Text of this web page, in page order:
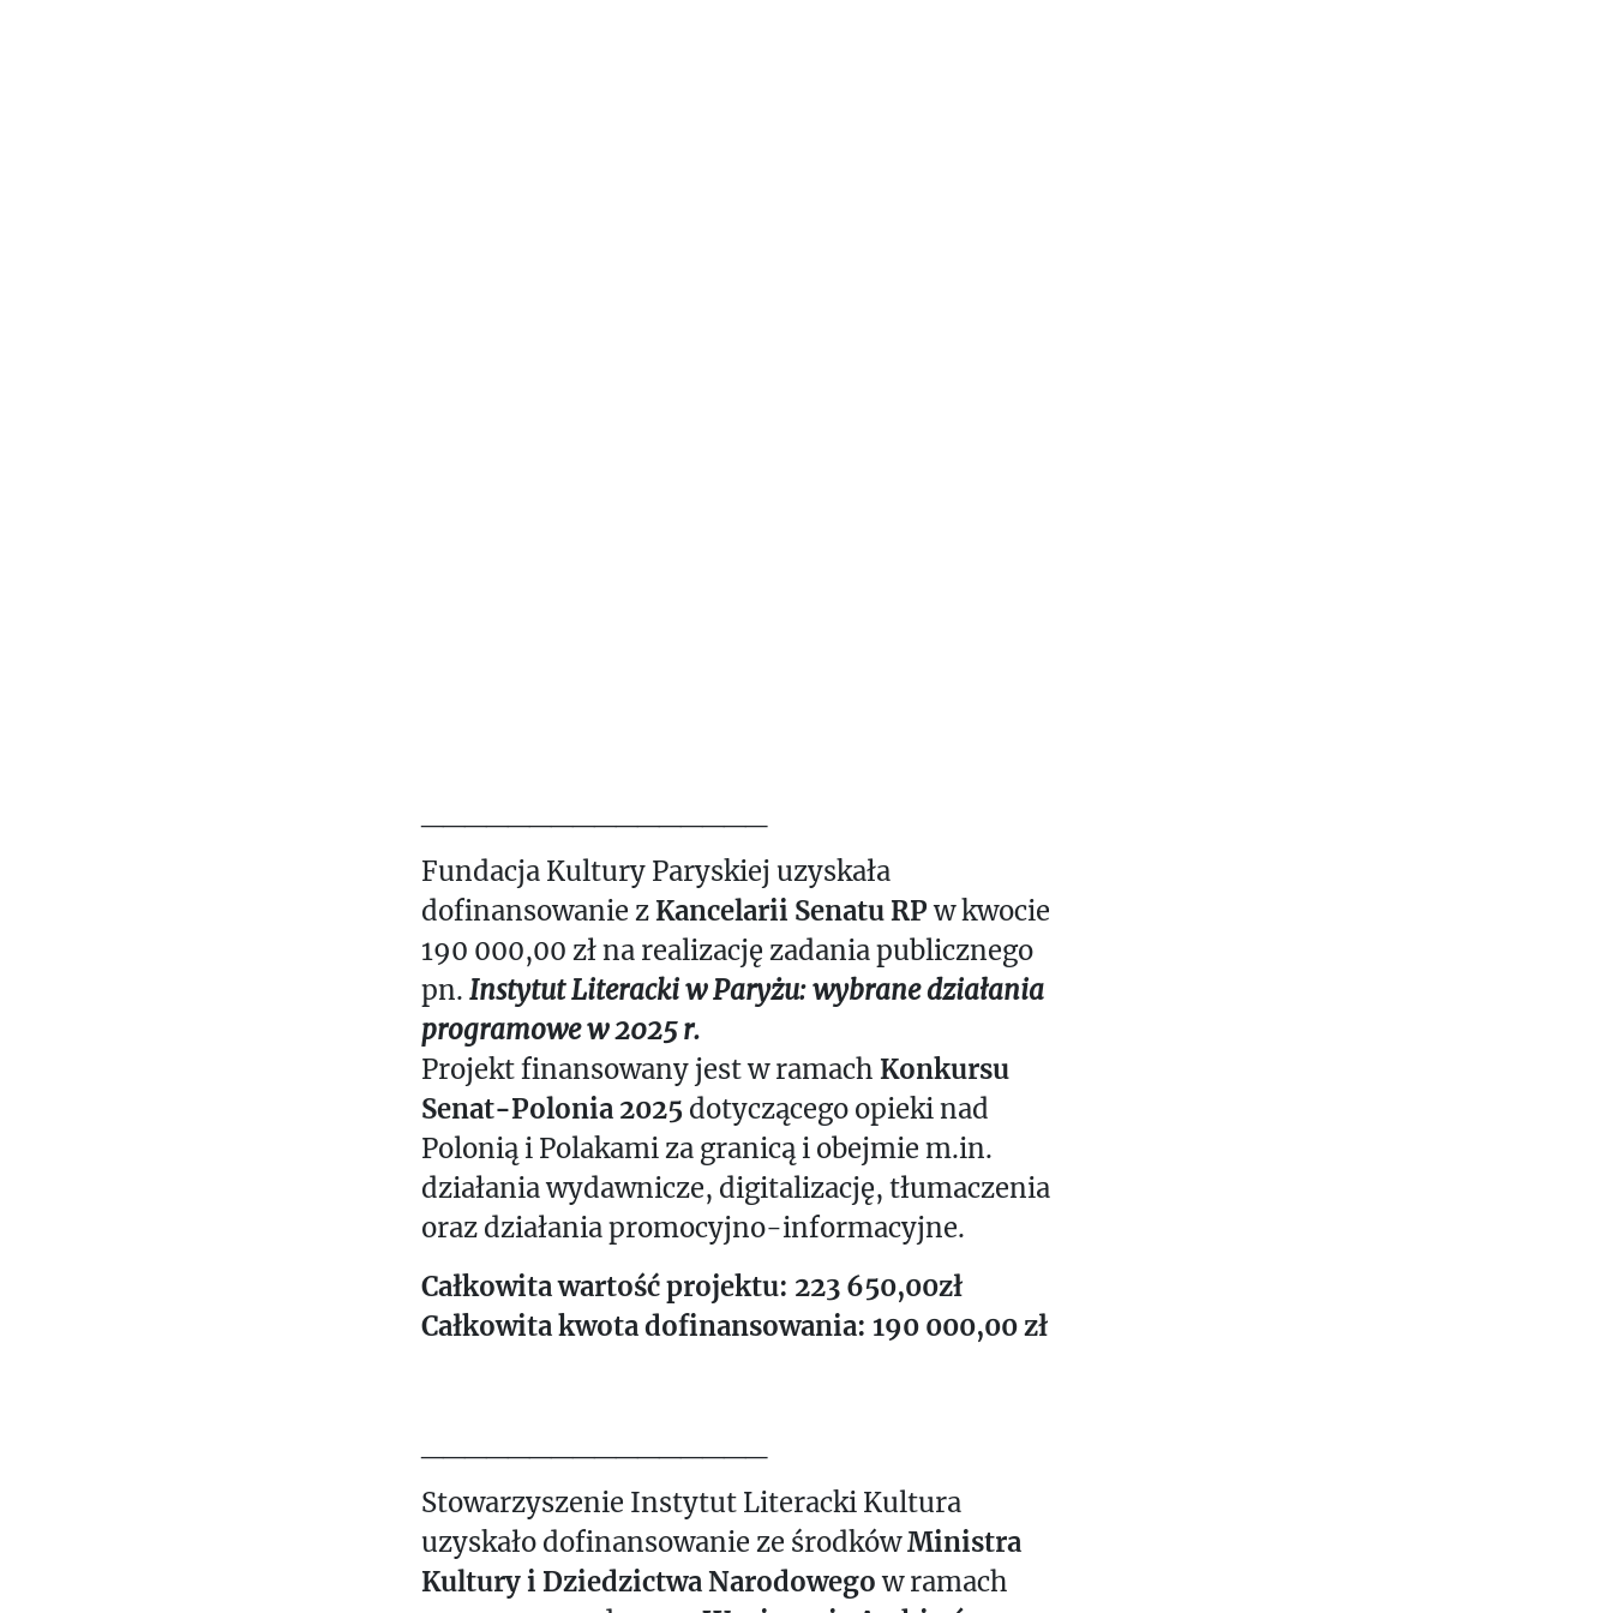
Fundacja Kultury Paryskiej uzyskała
dofinansowanie zKancelarii Senatu RPw kwocie
190 000,00 zł na realizację zadania publicznego
pn. Instytut Literacki w Paryżu: wybrane działania
programowe w 2025 r.
Projekt finansowany jest w ramach Konkursu
Senat-Polonia 2025 dotyczącego opieki nad
Polonią i Polakami za granicą i obejmie m.in.
działania wydawnicze, digitalizację, tłumaczenia
oraz działania promocyjno-informacyjne.
Całkowita wartość projektu: 223 650,00zł
Całkowita kwota dofinansowania: 190 000,00 zł
Stowarzyszenie Instytut Literacki Kultura
uzyskało dofinansowanie ze środkówMinistra
Kultury i Dziedzictwa Narodowegow ramach